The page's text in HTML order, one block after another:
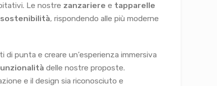
Le nostre zanzariere e tapparelle
, rispondendo alle più moderne
punta e creare un’esperienza immersiva
delle nostre proposte.
e il design sia riconosciuto e